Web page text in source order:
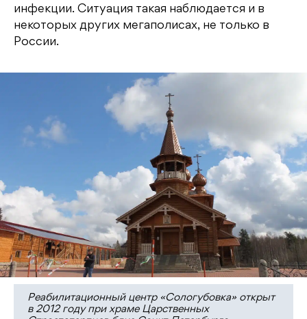
инфекции. Ситуация такая наблюдается и в
некоторых других мегаполисах, не только в
России.
Реабилитационный центр «Сологубовка» открыт
в 2012 году при храме Царственных